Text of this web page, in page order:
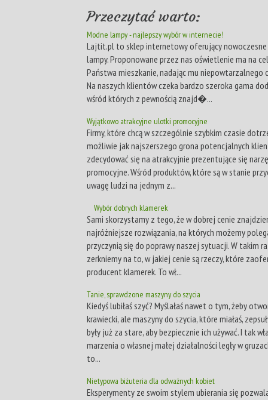
Przeczytać warto:
Modne lampy - najlepszy wybór w internecie!
Lajtit.pl to sklep internetowy oferujący
lampy. Proponowane przez nas oświetlenie ma na
Państwa mieszkanie, nadając mu niepowtarzalnego
Na naszych klientów czeka bardzo szeroka gama
wśród których z pewnością znajd�...
Wyjątkowo atrakcyjne ulotki promocyjne
Firmy, które chcą w szczególnie szybkim czasie
możliwie jak najszerszego grona potencjalnych
zdecydować się na atrakcyjnie prezentujące się
promocyjne. Wśród produktów, które są w stanie
uwagę ludzi na jednym z...
Wybór dobrych klamerek
Sami skorzystamy z tego, że w dobrej cenie
najróżniejsze rozwiązania, na których możemy
przyczynią się do poprawy naszej sytuacji. W takim
zerkniemy na to, w jakiej cenie są rzeczy, które
producent klamerek. To wł...
Tanie, sprawdzone maszyny do szycia
Kiedyś lubiłaś szyć? Myślałaś nawet o tym, żeby
krawiecki, ale maszyny do szycia, które miałaś,
były już za stare, aby bezpiecznie ich używać. I tak
marzenia o własnej małej działalności legły w
to...
Nietypowa biżuteria dla odważnych kobiet
Eksperymenty ze swoim stylem ubierania się